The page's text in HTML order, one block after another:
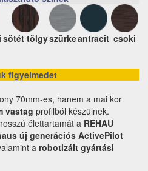
sötét tölgyszürkeantracit csoki
figyelmedet
70mm-es, hanem a mai kor
vastag profilból készülnek.
élettartamát a REHAU
új generációs ActivePilot
a robotizált gyártási